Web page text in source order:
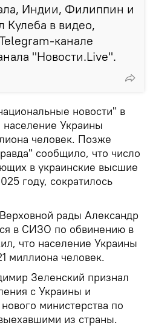
Индии, Филиппин и
Кулеба в видео,
канале
"Новости.Live".
новости" в
Украины
человек. Позже
сообщило, что число
в украинские высшие
году, сократилось
рады Александр
в СИЗО по обвинению в
что население Украины
миллиона человек.
Зеленский признал
с Украины и
министерства по
из страны.